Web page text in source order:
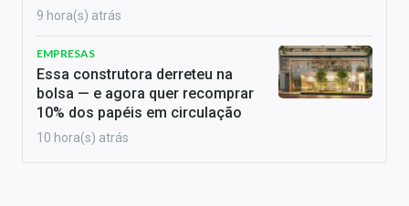
9 hora(s) atrás
EMPRESAS
Essa construtora derreteu na
bolsa — e agora quer recomprar
10% dos papéis em circulação
10 hora(s) atrás